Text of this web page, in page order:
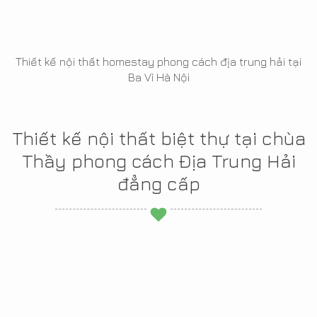
Thiết kế nội thất homestay phong cách địa trung hải tại
Ba Vì Hà Nội
Thiết kế nội thất biệt thự tại chùa
Thầy phong cách Địa Trung Hải
đẳng cấp